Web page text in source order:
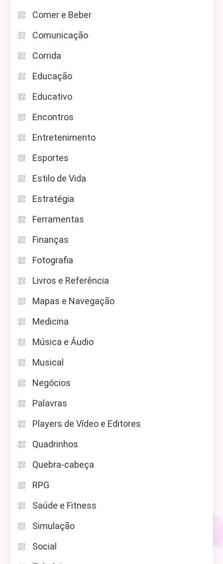
Comer e Beber
Comunicação
Corrida
Educação
Educativo
Encontros
Entretenimento
Esportes
Estilo de Vida
Estratégia
Ferramentas
Finanças
Fotografia
Livros e Referência
Mapas e Navegação
Medicina
Música e Áudio
Musical
Negócios
Palavras
Players de Vídeo e Editores
Quadrinhos
Quebra-cabeça
RPG
Saúde e Fitness
Simulação
Social